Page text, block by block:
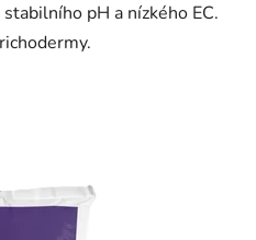
pH a nízkého EC.